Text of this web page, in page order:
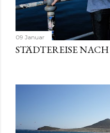
09 Januar
STÄDTEREISE